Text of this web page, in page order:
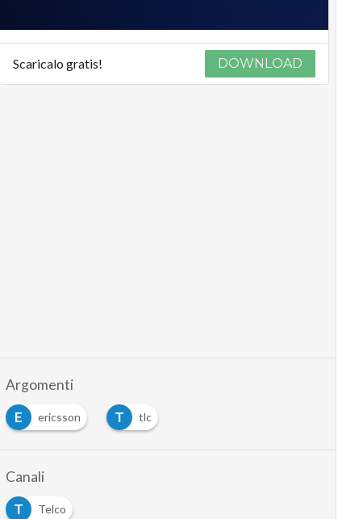
Scaricalo gratis! DOWNLOAD
Argomenti
E
ericsson T tlc
Canali
T
Telco